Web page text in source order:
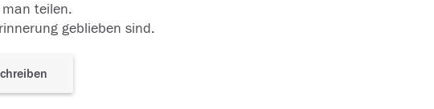
teilen.
geblieben sind.